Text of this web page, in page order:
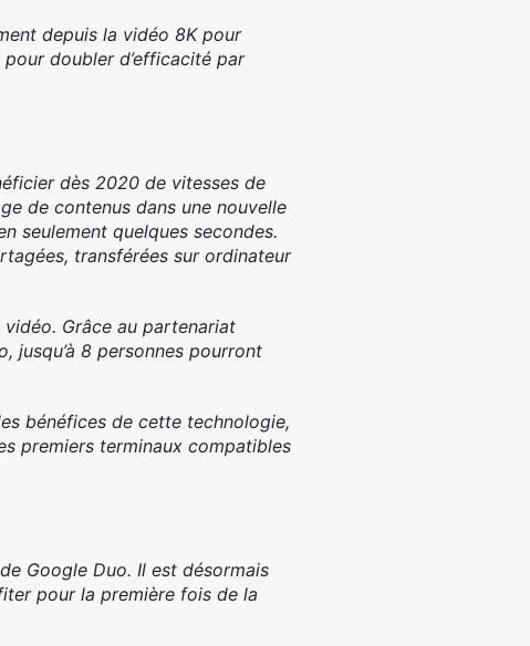
depuis la vidéo 8K pour
doubler d’efficacité par
dès 2020 de vitesses de
de contenus dans une nouvelle
seulement quelques secondes.
transférées sur ordinateur
vidéo. Grâce au partenariat
jusqu’à 8 personnes pourront
bénéfices de cette technologie,
premiers terminaux compatibles
Google Duo. Il est désormais
pour la première fois de la